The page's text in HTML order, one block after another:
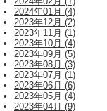
2024年01月 (4)
2023年12月 (2)
2023年11月 (1)
2023年10月 (4)
2023年09月 (5)
2023年08月 (3)
2023年07月 (1)
2023年06月 (6)
2023年05月 (4)
2023年04月 (9)